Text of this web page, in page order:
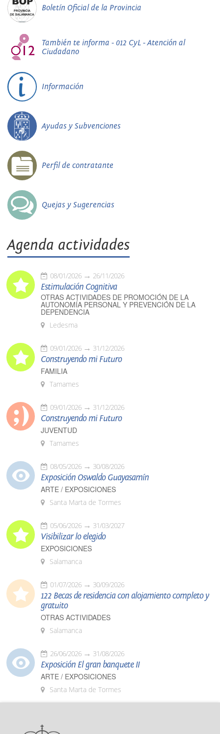
Boletín Oficial de la Provincia
También te informa - 012 CyL - Atención al
Ciudadano
Información
Ayudas y Subvenciones
Perfil de contratante
Quejas y Sugerencias
Agenda actividades
08/01/2026 26/11/2026
Estimulación Cognitiva
OTRAS ACTIVIDADES DE PROMOCIÓN DE LA
AUTONOMÍA PERSONAL Y PREVENCIÓN DE LA
DEPENDENCIA
Ledesma
09/01/2026 31/12/2026
Construyendo mi Futuro
FAMILIA
Tamames
09/01/2026 31/12/2026
Construyendo mi Futuro
JUVENTUD
Tamames
08/05/2026 30/08/2026
Exposición Oswaldo Guayasamín
ARTE / EXPOSICIONES
Santa Marta de Tormes
05/06/2026 31/03/2027
Visibilizar lo elegido
EXPOSICIONES
Salamanca
01/07/2026 30/09/2026
122 Becas de residencia con alojamiento completo y
gratuito
OTRAS ACTIVIDADES
Salamanca
26/06/2026 31/08/2026
Exposición El gran banquete II
ARTE / EXPOSICIONES
Santa Marta de Tormes